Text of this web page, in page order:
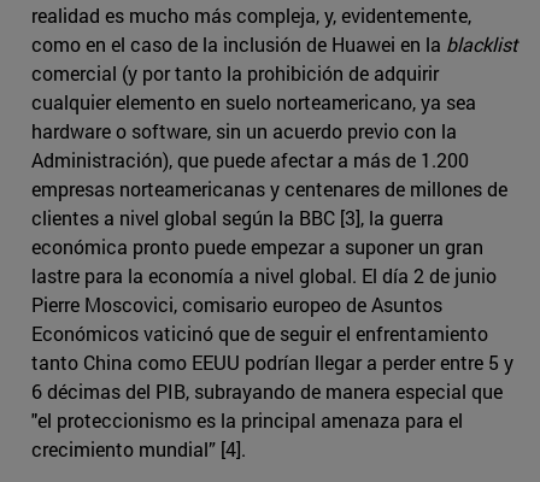
realidad es mucho más compleja, y, evidentemente,
como en el caso de la inclusión de Huawei en la blacklist
comercial (y por tanto la prohibición de adquirir
cualquier elemento en suelo norteamericano, ya sea
hardware o software, sin un acuerdo previo con la
Administración), que puede afectar a más de 1.200
empresas norteamericanas y centenares de millones de
clientes a nivel global según la BBC [3], la guerra
económica pronto puede empezar a suponer un gran
lastre para la economía a nivel global. El día 2 de junio
Pierre Moscovici, comisario europeo de Asuntos
Económicos vaticinó que de seguir el enfrentamiento
tanto China como EEUU podrían llegar a perder entre 5 y
6 décimas del PIB, subrayando de manera especial que
"el proteccionismo es la principal amenaza para el
crecimiento mundial” [4].